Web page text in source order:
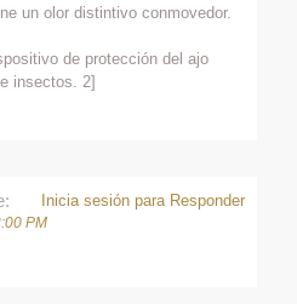
un olor distintivo conmovedor.
de protección del ajo
insectos. 2]
PM
Inicia sesión para Responder